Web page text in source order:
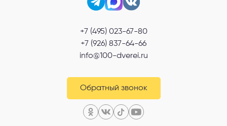
+7 (495) 023-67-80
+7 (926) 837-64-66
info@100-dverei.ru
Обратный звонок
Выберите способ связи
Перезвонить
MAX